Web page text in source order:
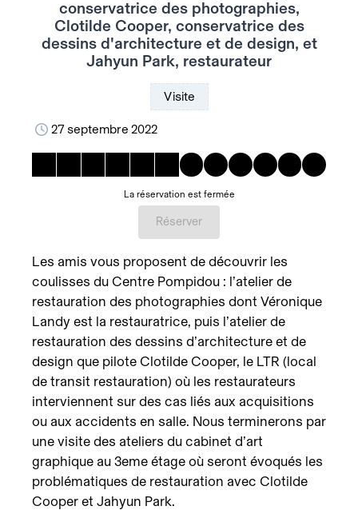
conservatrice des photographies,
Clotilde Cooper, conservatrice des
dessins d'architecture et de design, et
Jahyun Park, restaurateur
Visite
27 septembre 2022
La réservation est fermée
Réserver
Les amis vous proposent de découvrir les
coulisses du Centre Pompidou : l’atelier de
restauration des photographies dont Véronique
Landy est la restauratrice, puis l’atelier de
restauration des dessins d’architecture et de
design que pilote Clotilde Cooper, le LTR (local
de transit restauration) où les restaurateurs
interviennent sur des cas liés aux acquisitions
ou aux accidents en salle. Nous terminerons par
une visite des ateliers du cabinet d’art
graphique au 3eme étage où seront évoqués les
problématiques de restauration avec Clotilde
Cooper et Jahyun Park.